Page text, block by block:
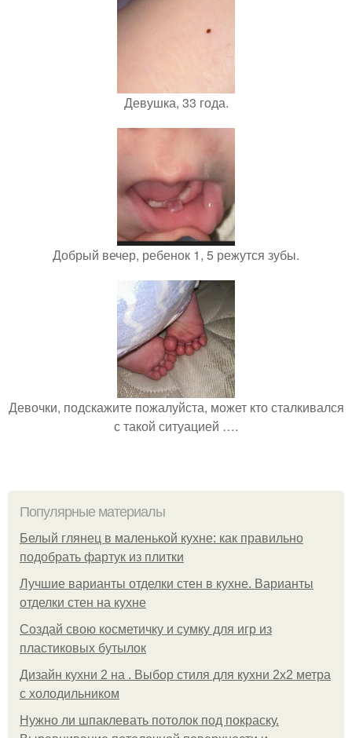
Девушка, 33 года.
Добрый вечер, ребенок 1, 5 режутся зубы.
Девочки, подскажите пожалуйста, может кто сталкивался
с такой ситуацией ….
Популярные материалы
Белый глянец в маленькой кухне: как правильно
подобрать фартук из плитки
Лучшие варианты отделки стен в кухне. Варианты
отделки стен на кухне
Создай свою косметичку и сумку для игр из
пластиковых бутылок
Дизайн кухни 2 на . Выбор стиля для кухни 2х2 метра
с холодильником
Нужно ли шпаклевать потолок под покраску.